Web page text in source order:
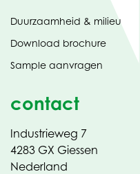
Duurzaamheid & milieu
Download brochure(opent
Sample aanvragen
contact
Industrieweg 7
4283 GX Giessen
Nederland